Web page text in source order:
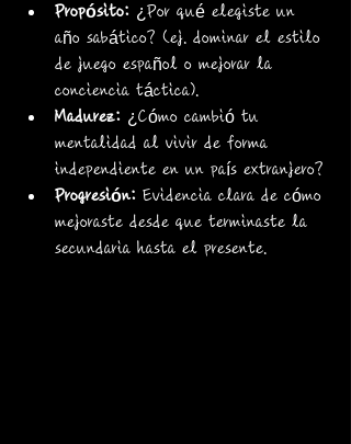
Propósito: ¿Por qué elegiste un
año sabático? (ej. dominar el estilo
de juego español o mejorar la
conciencia táctica).
Madurez: ¿Cómo cambió tu
mentalidad al vivir de forma
independiente en un país extranjero?
Progresión: Evidencia clara de cómo
mejoraste desde que terminaste la
secundaria hasta el presente.